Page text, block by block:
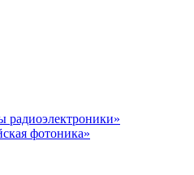
радиоэлектроники»
фотоника»